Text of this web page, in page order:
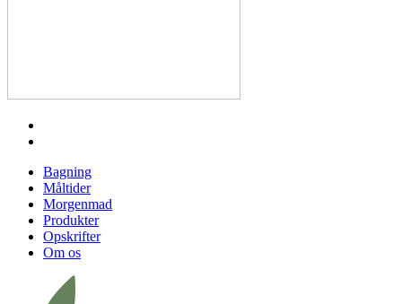
Bagning
Måltider
Morgenmad
Produkter
Opskrifter
Om os